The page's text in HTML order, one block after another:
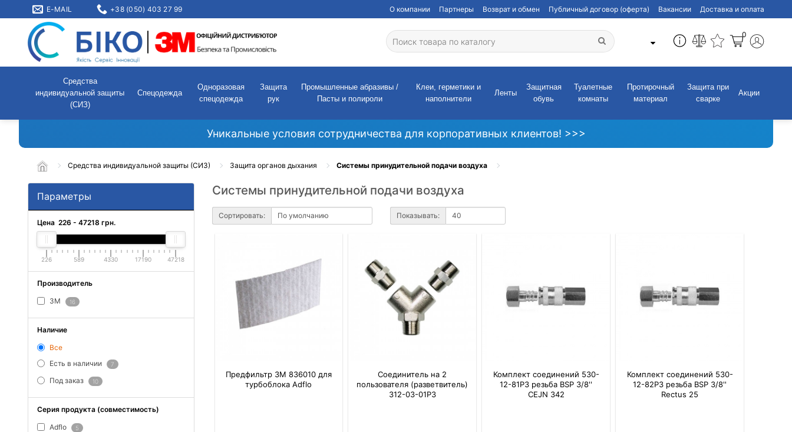
E-MAIL +38 (050) 403 27 99 О компании Партнеры Возврат и обмен Публичный договор (оферта) Вакансии Доставка и оплата
0
Средства
индивидуальной защиты
(СИЗ)
Спецодежда
Одноразовая
спецодежда
Защита
рук
Промышленные абразивы /
Пасты и полироли
Клеи, герметики и
наполнители
Ленты
Защитная
обувь
Туалетные
комнаты
Протирочный
материал
Защита при
сварке
Акции
Уникальные условия сотрудничества для корпоративных клиентов! >>>
Средства индивидуальной защиты (СИЗ) Защита органов дыхания Системы принудительной подачи воздуха
Параметры
Цена 226 - 47218 грн.
226 589 4330 17190 47218
Производитель
3M 16
Наличие
Все
Есть в наличии
7
Под заказ 10
Серия продукта (совместимость)
Adflo 5
Системы принудительной подачи воздуха
Сортировать: Показывать:
Предфильтр 3M 836010 для
турбоблока Adflo
Соединитель на 2
пользователя (разветвитель)
312-03-01P3
Комплект соединений 530-
12-81P3 резьба BSP 3/8''
CEJN 342
Комплект соединений 530-
12-82P3 резьба BSP 3/8''
Rectus 25